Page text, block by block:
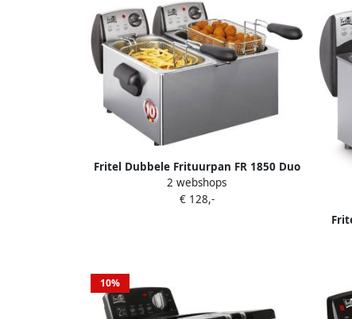
Fritel Dubbele Frituurpan FR 1850 Duo
Frietketel met Antistofdeksel Friteuse
Koude Zone 2-8 Pers. Frituurketel
2 webshops
€ 128,-
10%